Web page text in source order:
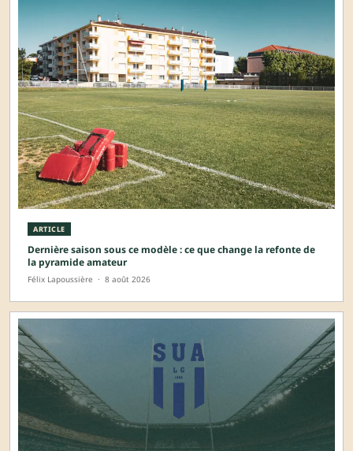
ARTICLE
Dernière saison sous ce modèle : ce que change la refonte de
la pyramide amateur
Félix Lapoussière · 8 août 2026